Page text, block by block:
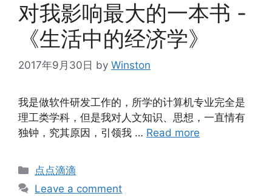
对我影响最大的一本书 -
《生活中的经济学》
2017年9月30日 by Winston
我是做软件研发工作的，所学的计算机专业完全是
理工类学科，但是我对人文知识、思想，一直情有
独钟，究其原因，引领我 … Read more
Categories
点点滴滴
Leave a comment